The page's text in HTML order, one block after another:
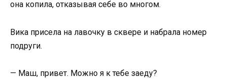
она копила, отказывая себе во многом.
Вика присела на лавочку в сквере и набрала номер
подруги.
— Маш, привет. Можно я к тебе заеду?